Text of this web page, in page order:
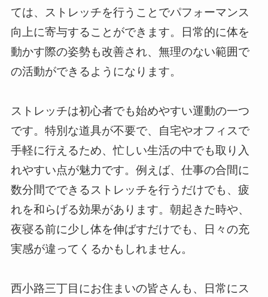
ては、ストレッチを行うことでパフォーマンス
向上に寄与することができます。日常的に体を
動かす際の姿勢も改善され、無理のない範囲で
の活動ができるようになります。
ストレッチは初心者でも始めやすい運動の一つ
です。特別な道具が不要で、自宅やオフィスで
手軽に行えるため、忙しい生活の中でも取り入
れやすい点が魅力です。例えば、仕事の合間に
数分間でできるストレッチを行うだけでも、疲
れを和らげる効果があります。朝起きた時や、
夜寝る前に少し体を伸ばすだけでも、日々の充
実感が違ってくるかもしれません。
西小路三丁目にお住まいの皆さんも、日常にス